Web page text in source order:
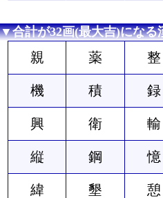
▼合計が32画(最大吉)になる
親 薬 整
機 積 録
興 衛 輸
縦 鋼 憶
緯 墾 憩